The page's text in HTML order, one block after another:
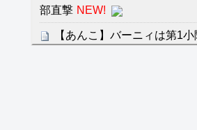
部直撃 NEW!
【あんこ】バーニィは第1